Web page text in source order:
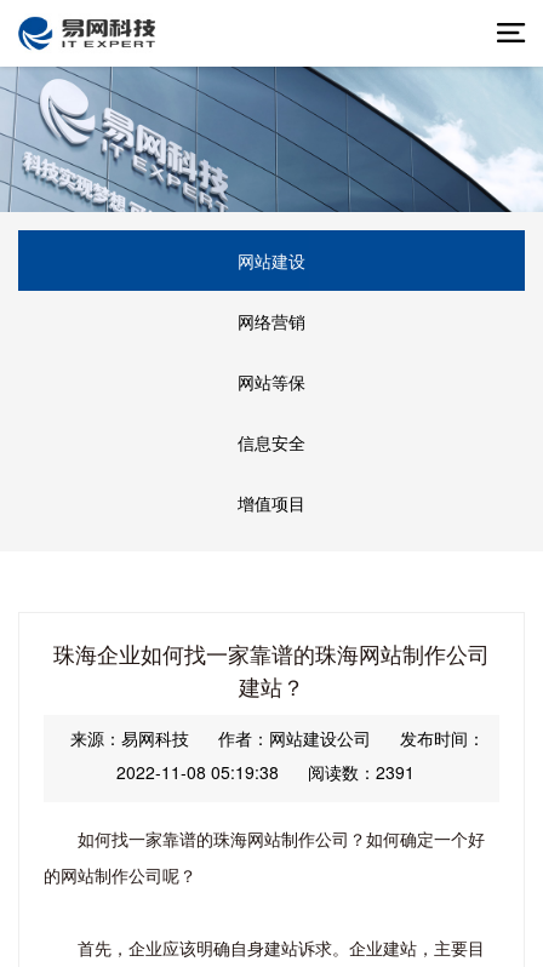
网站建设
网络营销
网站等保
信息安全
增值项目
珠海企业如何找一家靠谱的珠海网站制作公司
建站？
来源：易网科技 作者：网站建设公司
发布时间：
2022-11-08 05:19:38
阅读数：2391
如何找一家靠谱的珠海网站制作公司？如何确定一个好
的网站制作公司呢？
首先，企业应该明确自身建站诉求。企业建站，主要目